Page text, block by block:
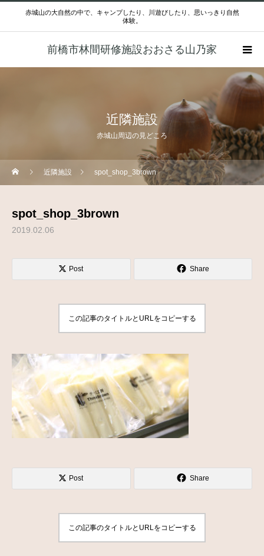
赤城山の大自然の中で、キャンプしたり、川遊びしたり、思いっきり自然
体験。
前橋市林間研修施設おおさる山乃家
近隣施設
赤城山周辺の見どころ
近隣施設 spot_shop_3brown
spot_shop_3brown
2019.02.06
Post Share
この記事のタイトルとURLをコピーする
Post Share
この記事のタイトルとURLをコピーする